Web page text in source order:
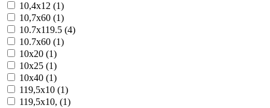
10,4x12 (1)
10,7x60 (1)
10.7x119.5 (4)
10.7x60 (1)
10x20 (1)
10x25 (1)
10x40 (1)
119,5x10 (1)
119,5x10, (1)